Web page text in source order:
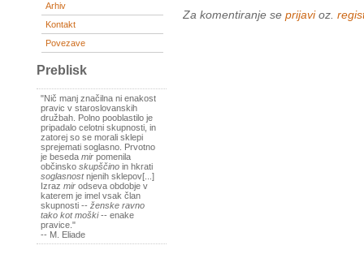
Arhiv
Kontakt
Povezave
Preblisk
"Nič manj značilna ni enakost
pravic v staroslovanskih
družbah. Polno pooblastilo je
pripadalo celotni skupnosti, in
zatorej so se morali sklepi
sprejemati soglasno. Prvotno
je beseda mir pomenila
občinsko skupščino in hkrati
soglasnostnjenih sklepov[...]
Izraz mir odseva obdobje v
katerem je imel vsak član
skupnosti -- ženske ravno
tako kot moški-- enake
pravice."
-- M. Eliade
Za komentiranje se prijavioz.